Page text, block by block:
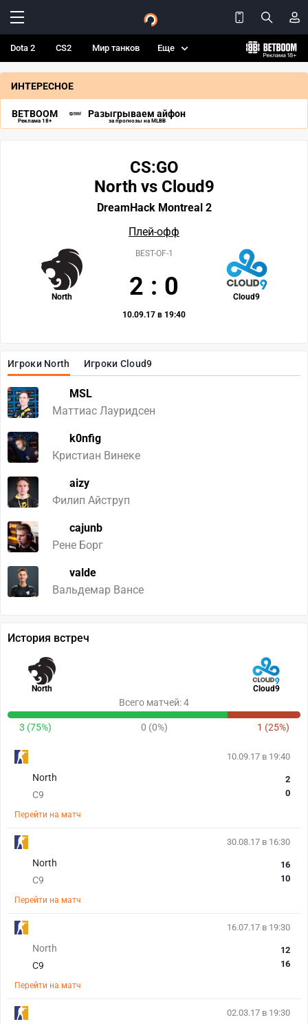
Dota 2 CS2 Мир танков Еще
ИНТЕРЕСНОЕ
BETBOOM
Реклама 18+
Разыгрываем айфон
за прогнозы на MLBB
Игроки North Игроки Cloud9
MSL
Маттиас Лауридсен
k0nfig
Кристиан Винеке
aizy
Филип Айструп
cajunb
Рене Борг
valde
Вальдемар Вансе
CS:GO
North vs Cloud9
DreamHack Montreal 2
Плей-офф
North Cloud9
BEST-OF-1
2 : 0
10.09.17 в 19:40
История встреч
North Cloud9
Всего матчей: 4
3 (75%) 0 (0%) 1 (25%)
10.09.17 в 19:40
North
C9
2
0
Перейти на матч
30.08.17 в 16:30
North
C9
16
10
Перейти на матч
16.07.17 в 19:30
North
C9
12
16
Перейти на матч
02.03.17 в 19:30